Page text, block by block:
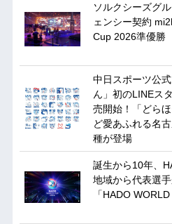
ソルクシーズグ
ェンシー契約
Cup 2026準優勝
中日スポーツ公
ん」初のLINEス
売開始！「どら
ど愛あふれる名
種が登場
誕生から10年、
地域から代表選
「HADO